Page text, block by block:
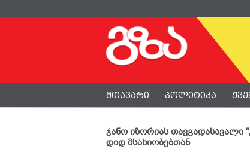
მთავარი პოლიტიკა
ჯანო იზორიას თავგადასავალი
დიდ მსახიობებთან